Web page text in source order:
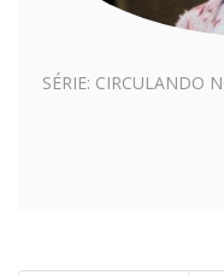
SÉRIE: CIRCULANDO